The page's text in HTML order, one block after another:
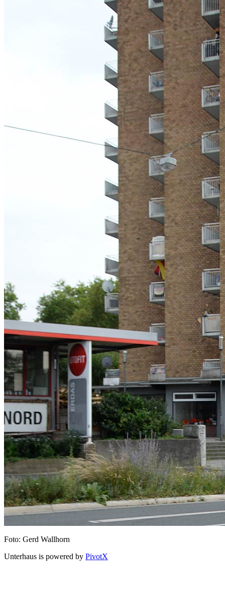
Foto: Gerd Wallhorn
Unterhaus is powered by PivotX